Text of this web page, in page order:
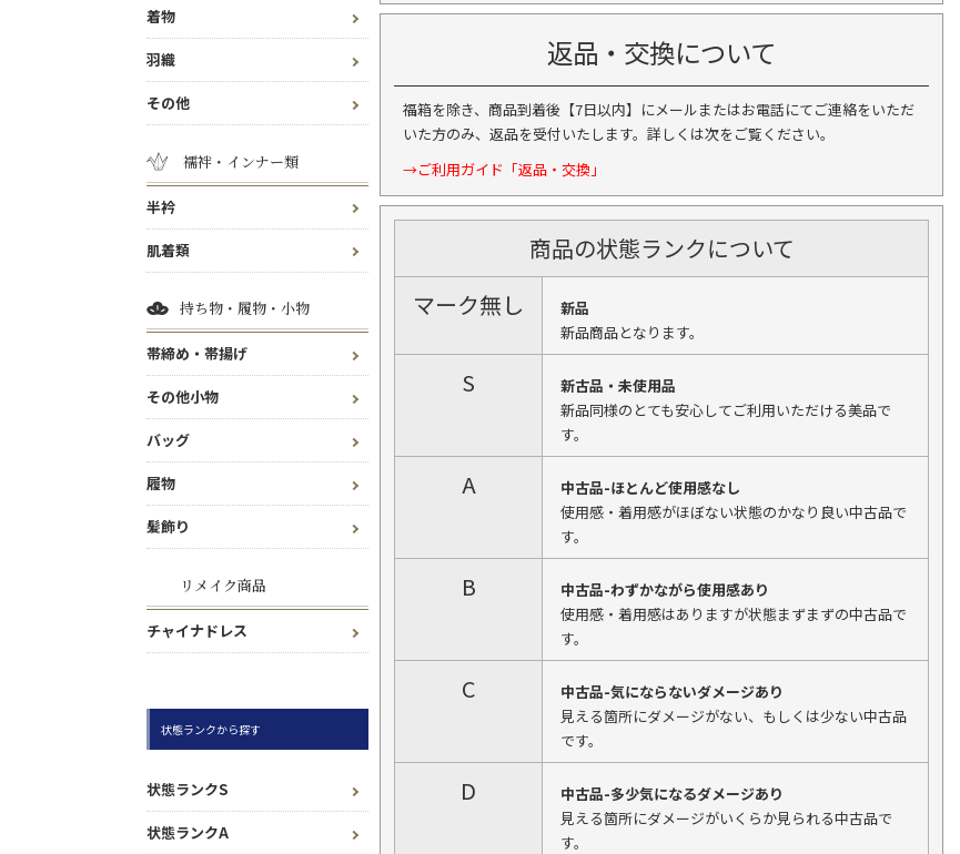
着物
羽織
その他
襦袢・インナー類
半衿
肌着類
持ち物・履物・小物
帯締め・帯揚げ
その他小物
バッグ
履物
髪飾り
リメイク商品
チャイナドレス
状態ランクから探す
状態ランクS
状態ランクA
返品・交換について
福箱を除き、商品到着後【7日以内】にメールまたはお電話にてご連絡をいただ
いた方のみ、返品を受付いたします。詳しくは次をご覧ください。
→ご利用ガイド「返品・交換」
商品の状態ランクについて
マーク無し
新品
新品商品となります。
S
新古品・未使用品
新品同様のとても安心してご利用いただける美品で
す。
A
中古品-ほとんど使用感なし
使用感・着用感がほぼない状態のかなり良い中古品で
す。
B
中古品-わずかながら使用感あり
使用感・着用感はありますが状態まずまずの中古品で
す。
C
中古品-気にならないダメージあり
見える箇所にダメージがない、もしくは少ない中古品
です。
D
中古品-多少気になるダメージあり
見える箇所にダメージがいくらか見られる中古品で
す。